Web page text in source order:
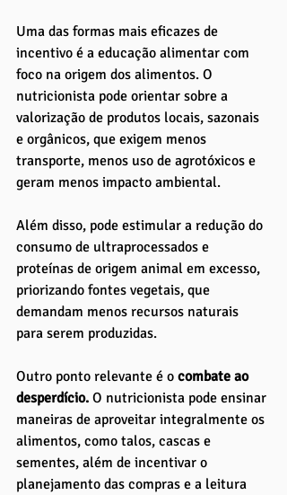
Uma das formas mais eficazes de
incentivo é a educação alimentar com
foco na origem dos alimentos. O
nutricionista pode orientar sobre a
valorização de produtos locais, sazonais
e orgânicos, que exigem menos
transporte, menos uso de agrotóxicos e
geram menos impacto ambiental.
Além disso, pode estimular a redução do
consumo de ultraprocessados e
proteínas de origem animal em excesso,
priorizando fontes vegetais, que
demandam menos recursos naturais
para serem produzidas.
Outro ponto relevante é o combate ao
desperdício. O nutricionista pode ensinar
maneiras de aproveitar integralmente os
alimentos, como talos, cascas e
sementes, além de incentivar o
planejamento das compras e a leitura